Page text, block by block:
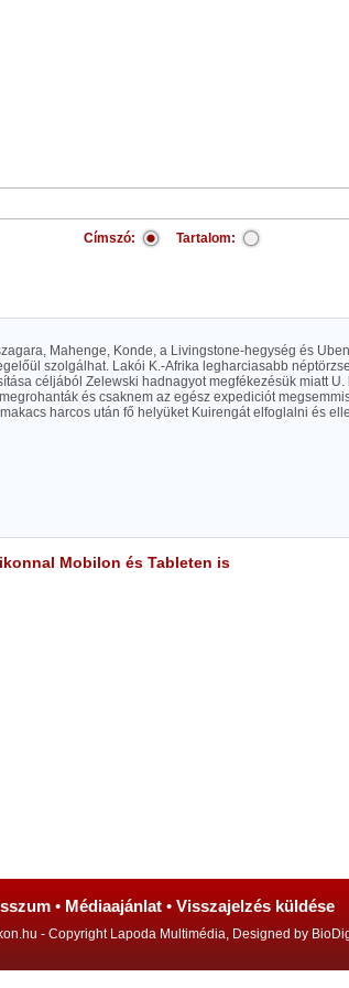
Címszó: Tartalom:
Mahenge, Konde, a Livingstone-hegység és
szolgálhat. Lakói K.-Afrika legharciasabb
céljából Zelewski hadnagyot megfékezésük miatt
és csaknem az egész expediciót
harcos után fő helyüket Kuirengát elfoglalni és
Mobilon és Tableten is
• Médiaajánlat • Visszajelzés küldése
- Copyright Lapoda Multimédia, Designed by